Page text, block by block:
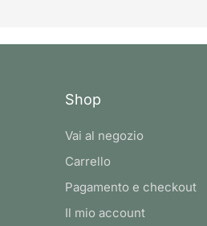
Shop
Vai al negozio
Carrello
Pagamento e checkout
Il mio account